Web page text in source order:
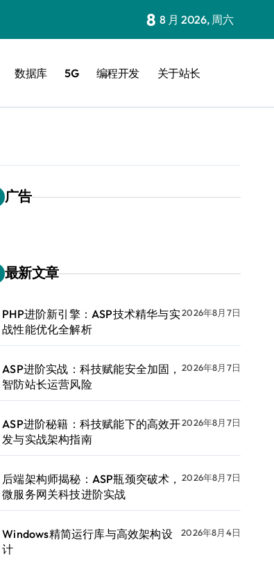
8 8 月 2026, 周六
数据库 5G 编程开发 关于站长
广告
最新文章
PHP进阶新引擎：ASP技术精华与实
战性能优化全解析
2026年8月7日
ASP进阶实战：科技赋能安全加固，
智防站长运营风险
2026年8月7日
ASP进阶秘籍：科技赋能下的高效开
发与实战架构指南
2026年8月7日
后端架构师揭秘：ASP瓶颈突破术，
微服务网关科技进阶实战
2026年8月7日
Windows精简运行库与高效架构设
计
2026年8月4日